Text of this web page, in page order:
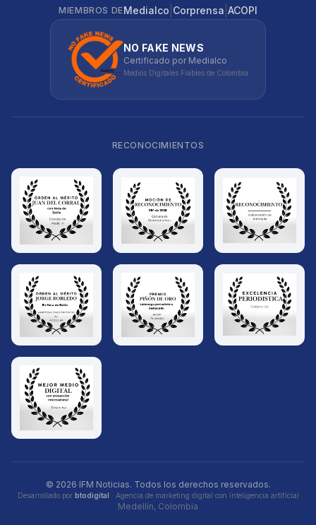
MIEMBROS DE Medialco Corprensa ACOPI
NO FAKE NEWS
Certificado por Medialco
Medios Digitales Fiables de Colombia
RECONOCIMIENTOS
© 2026 IFM Noticias. Todos los derechos reservados.
Desarrollado por btodigital · Agencia de marketing digital con inteligencia artificial
Medellín, Colombia